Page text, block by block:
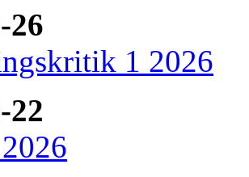
26
1 2026
22